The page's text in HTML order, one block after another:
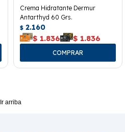
Crema Hidratante Dermur
Antarthyd 60 Grs.
$ 2.160
$ 1.836 $ 1.836
Ir arriba